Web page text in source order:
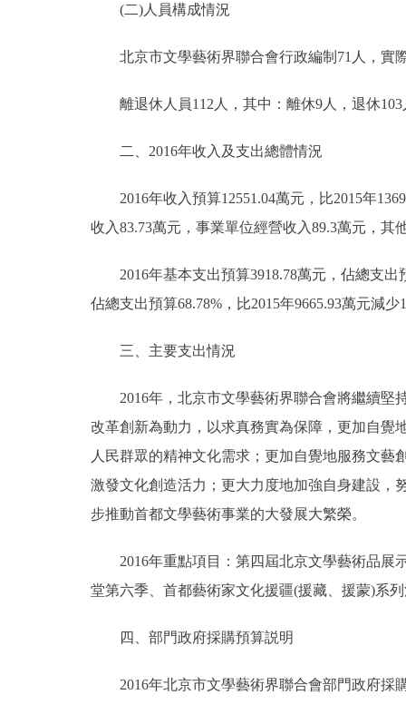
(二)人員構成情況
北京市文學藝術界聯合會行政編制71人，實際
離退休人員112人，其中：離休9人，退休103
二、2016年收入及支出總體情況
2016年收入預算12551.04萬元，比2015年
收入83.73萬元，事業單位經營收入89.3萬元，其
2016年基本支出預算3918.78萬元，佔總支出預
佔總支出預算68.78%，比2015年9665.93萬元減少
三、主要支出情況
2016年，北京市文學藝術界聯合會將繼續堅持
改革創新為動力，以求真務實為保障，更加自覺
人民群眾的精神文化需求；更加自覺地服務文
激發文化創造活力；更大力度地加強自身建設，
步推動首都文學藝術事業的大發展大繁榮。
2016年重點項目：第四屆北京文學藝術品展示
堂第六季、首都藝術家文化援疆(援藏、援蒙)系
四、部門政府採購預算説明
2016年北京市文學藝術界聯合會部門政府採購